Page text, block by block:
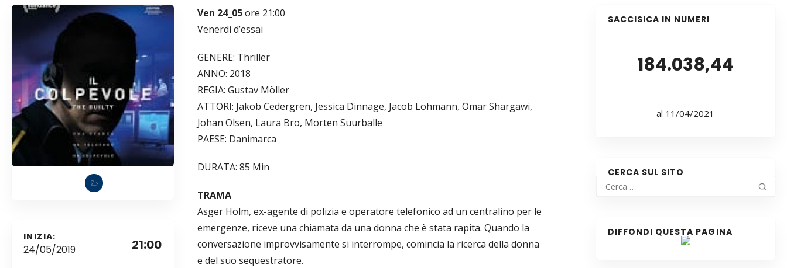
INIZIA:
24/05/2019 21:00
Ven 24_05ore 21:00
Venerdì d’essai
GENERE: Thriller
ANNO: 2018
REGIA: Gustav Möller
ATTORI: Jakob Cedergren, Jessica Dinnage, Jacob Lohmann, Omar Shargawi,
Johan Olsen, Laura Bro, Morten Suurballe
PAESE: Danimarca
DURATA: 85 Min
TRAMA
Asger Holm, ex-agente di polizia e operatore telefonico ad un centralino per le
emergenze, riceve una chiamata da una donna che è stata rapita. Quando la
conversazione improvvisamente si interrompe, comincia la ricerca della donna
e del suo sequestratore.
SACCISICA IN NUMERI
184.038,44
al 11/04/2021
CERCA SUL SITO
DIFFONDI QUESTA PAGINA